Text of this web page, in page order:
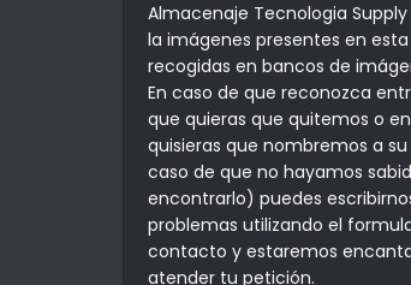
Almacenaje Tecnologia Supply
la imágenes presentes en
recogidas en bancos de
En caso de que reconozca
que quieras que quitemos o
quisieras que nombremos a
caso de que no hayamos
encontrarlo) puedes
problemas utilizando el
contacto y estaremos
atender tu petición.